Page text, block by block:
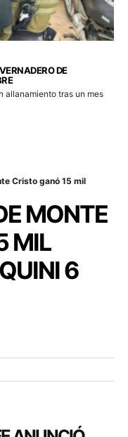
DE
allanamiento tras un mes